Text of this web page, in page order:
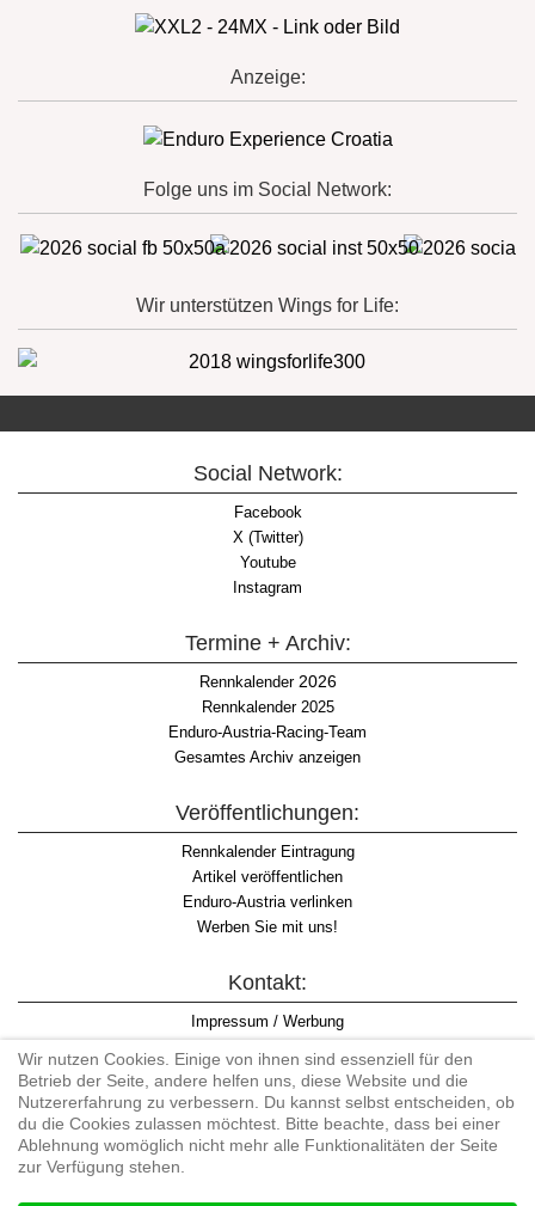
Anzeige:
Folge uns im Social Network:
Wir unterstützen Wings for Life:
Social Network:
Facebook
X (Twitter)
Youtube
Instagram
Termine + Archiv:
Rennkalender2026
Rennkalender 2025
Enduro-Austria-Racing-Team
Gesamtes Archiv anzeigen
Veröffentlichungen:
Rennkalender Eintragung
Artikel veröffentlichen
Enduro-Austria verlinken
Werben Sie mit uns!
Kontakt:
Impressum / Werbung
Informationspflicht WKO
AGB
Wir nutzen Cookies. Einige von ihnen sind essenziell für den
Betrieb der Seite, andere helfen uns, diese Website und die
Nutzererfahrung zu verbessern. Du kannst selbst entscheiden, ob
du die Cookies zulassen möchtest. Bitte beachte, dass bei einer
Ablehnung womöglich nicht mehr alle Funktionalitäten der Seite
zur Verfügung stehen.